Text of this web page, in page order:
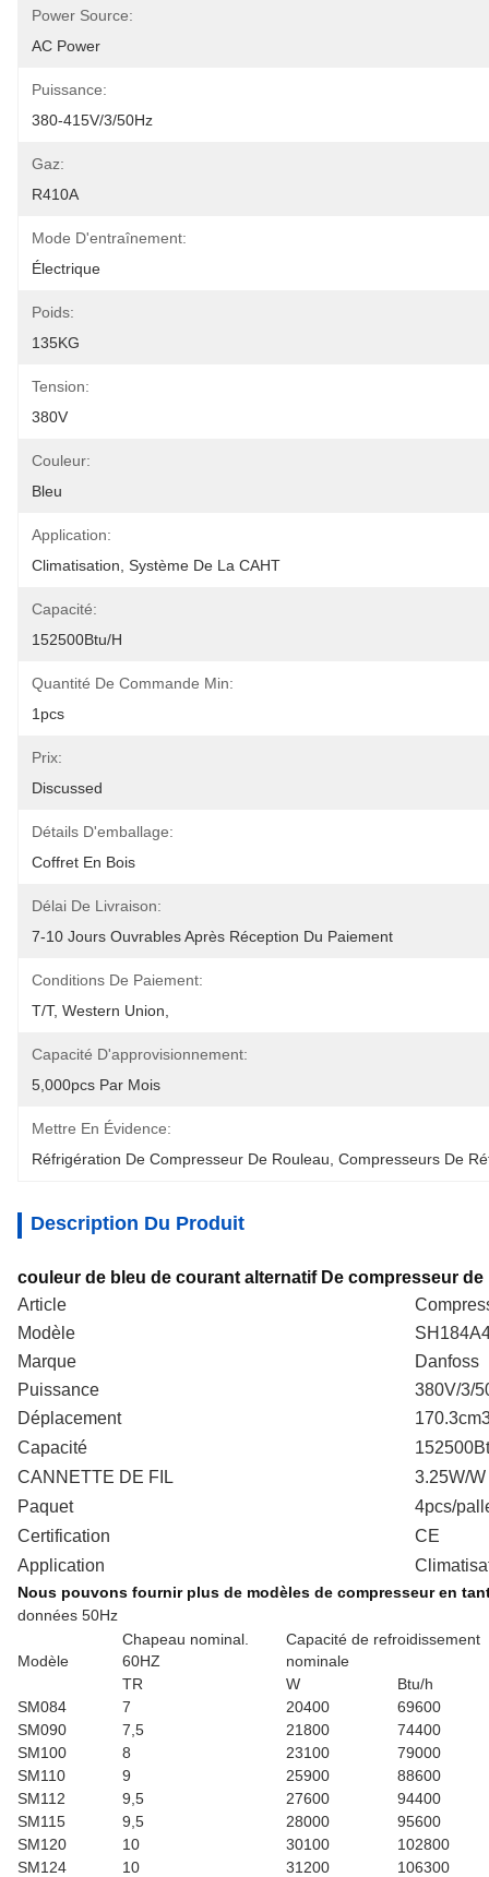
Power Source:
AC Power
Puissance:
380-415V/3/50Hz
Gaz:
R410A
Mode D'entraînement:
Électrique
Poids:
135KG
Tension:
380V
Couleur:
Bleu
Application:
Climatisation, Système De La CAHT
Capacité:
152500Btu/h
Quantité De Commande Min:
1pcs
Prix:
Discussed
Détails D'emballage:
Coffret En Bois
Délai De Livraison:
7-10 Jours Ouvrables Après Réception Du Paiement
Conditions De Paiement:
T/T, Western Union,
Capacité D'approvisionnement:
5,000pcs Par Mois
Mettre En Évidence:
Réfrigération De Compresseur De Rouleau Compresseurs De
Description Du Produit
couleur de bleu de courant alternatif De compresseur
Article
Modèle
Marque
Danfoss
Puissance
380V/3/
Déplacement
Capacité
CANNETTE DE FIL
3.25W/W
Paquet
4pcs/
Certification
CE
Application
Nous pouvons fournir plus de modèles de compresseur en
données 50Hz
Modèle
Chapeau nominal.
60HZ
Capacité de refroidissement
nominale
TR
W
Btu/h
SM084
7 20400
69600
SM090
7,5 21800
74400
SM100
8 23100
79000
SM110
9 25900
88600
SM112
9,5 27600
94400
SM115
9,5 28000
95600
SM120
10 30100
102800
SM124
10 31200 106300